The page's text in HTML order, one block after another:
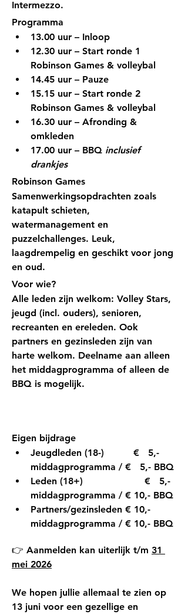
Intermezzo.
Programma
13.00 uur – Inloop
12.30 uur – Start ronde 1
Robinson Games & volleybal
14.45 uur – Pauze
15.15 uur – Start ronde 2
Robinson Games & volleybal
16.30 uur – Afronding &
omkleden
17.00 uur – BBQ inclusief
drankjes
Robinson Games
Samenwerkingsopdrachten zoals
katapult schieten,
watermanagement en
puzzelchallenges. Leuk,
laagdrempelig en geschikt voor jong
en oud.
Voor wie?
Alle leden zijn welkom: Volley Stars,
jeugd (incl. ouders), senioren,
recreanten en ereleden. Ook
partners en gezinsleden zijn van
harte welkom. Deelname aan alleen
het middagprogramma of alleen de
BBQ is mogelijk.
Eigen bijdrage
Jeugdleden (18-)          €   5,-
middagprogramma / €   5,- BBQ
Leden (18+)                     €   5,-
middagprogramma / € 10,- BBQ
Partners/gezinsleden € 10,-
middagprogramma / € 10,- BBQ
👉 Aanmelden kan uiterlijk t/m 31
mei 2026
We hopen jullie allemaal te zien op
13 juni voor een gezellige en